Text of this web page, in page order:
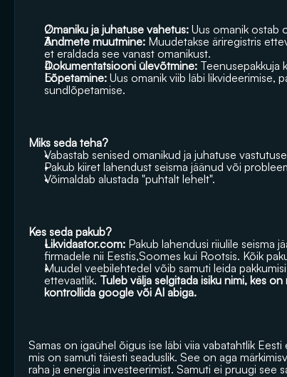
Omaniku ja juhatuse vahetus: Uus omanik ostab
Andmete muutmine: Muudetakse äriregistris
et eraldada see vanast omanikust.
Dokumentatsiooni ülevõtmine: Teenusepakkuja
Lõpetamine: Uus omanik viib läbi likvideerimise,
sundlõpetamise.
Miks seda teha?
Vabastab senised omanikud ja juhatuse
Pakub kiiret lahendust seisma jäänud või
Võimaldab alustada "puhtalt lehelt".
Kes seda pakub?
Likvidaator.com: Pakub lahendusi riiulile seisma
firmadele nii Eestis,Soomes kui Rootsis. Kõik
Muudel veebilehtedel võib samuti leida
ettevaatlik. Tuleb välja selgitada isiku nimi, kes
kontrollida google või AI abiga.
Samas on igaühel õigus ise läbi viia vabatahtlik
mis on samuti täiesti seaduslik. See on aga
raha ja energia investeerimist. Samuti ei pruugi see